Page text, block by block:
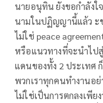
นายอนุทิน ยังขอกำลังใ
นามในปฏิญญานี้แล้ว ะ
ไม่ใช่ peace
หรือแนวทางที่จะนำไป
แดนของทั้ง 2 ประเทศ
พวกเราทุกคนทำงานอย่
ไม่ใช่เป็นการตกลงเพี